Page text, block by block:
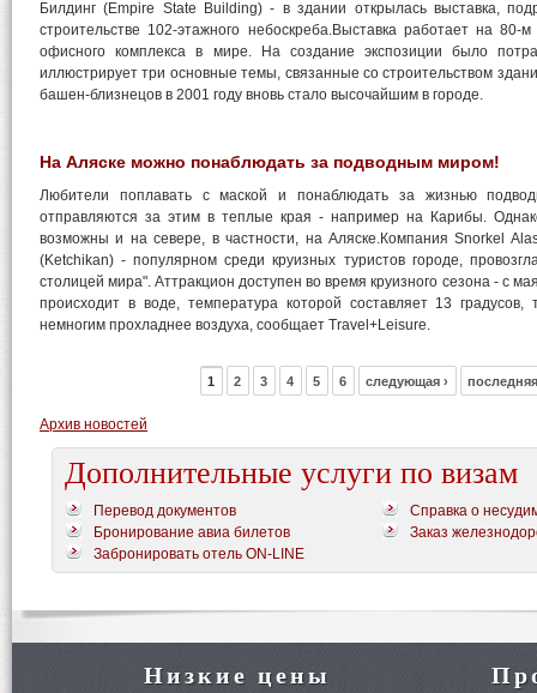
Билдинг (Empire State Building) - в здании открылась выставка,
строительстве 102-этажного небоскреба.Выставка работает на 80-
офисного комплекса в мире. На создание экспозиции было
иллюстрирует три основные темы, связанные со строительством
башен-близнецов в 2001 году вновь стало высочайшим в городе.
На Аляске можно понаблюдать за подводным миром!
Любители поплавать с маской и понаблюдать за жизнью
отправляются за этим в теплые края - например на Карибы.
возможны и на севере, в частности, на Аляске.Компания Snorkel
(Ketchikan) - популярном среди круизных туристов городе,
столицей мира". Аттракцион доступен во время круизного сезона - с
происходит в воде, температура которой составляет 13
немногим прохладнее воздуха, сообщает Travel+Leisure.
1 2 3 4 5 6 следующая ›
Архив новостей
Дополнительные услуги по визам
Перевод документов
Справка о
Бронирование авиа билетов
Заказ
Забронировать отель ON-LINE
Низкие цены